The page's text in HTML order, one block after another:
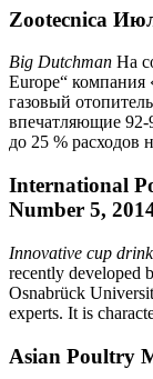
Zootecnica
Big Dutchman На
Europe“ компания
газовый
впечатляющие 92-
до 25 % расходов
International
Number 5,
Innovative cup
recently developed
Osnabrück
experts. It is
Asian Poultry